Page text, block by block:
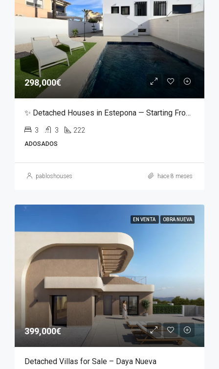
298,000€
✨ Detached Houses in Estepona — Starting From €298,000 ✨
3 3 222
ADOSADOS
pabloshouses hace 8 meses
EN VENTA OBRA NUEVA
399,000€
Detached Villas for Sale – Daya Nueva